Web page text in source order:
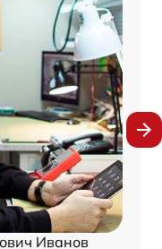
Иванов